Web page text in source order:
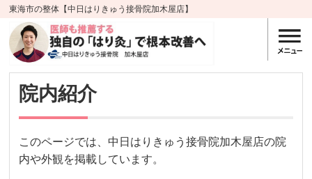
東海市の整体【中日はりきゅう接骨院加木屋店】
院内紹介
このページでは、中日はりきゅう接骨院加木屋店の院
内や外観を掲載しています。